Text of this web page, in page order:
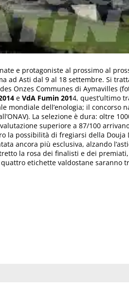
e protagoniste al prossimo al
ad Asti dal 9 al 18 settembre. Si
Onzes Communes di Aymavilles
e VdA Fumin 2014, quest’ultimo
mondiale dell’enologia; il concorso
La selezione è dura: oltre
superiore a 87/100
la possibilità di fregiarsi della Douja
ancora più esclusiva, alzando
la rosa dei finalisti e dei
etichette valdostane saranno